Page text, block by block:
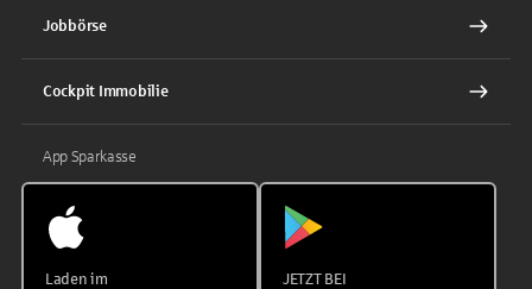
Jobbörse
Cockpit Immobilie
App Sparkasse
Laden im JETZT BEI